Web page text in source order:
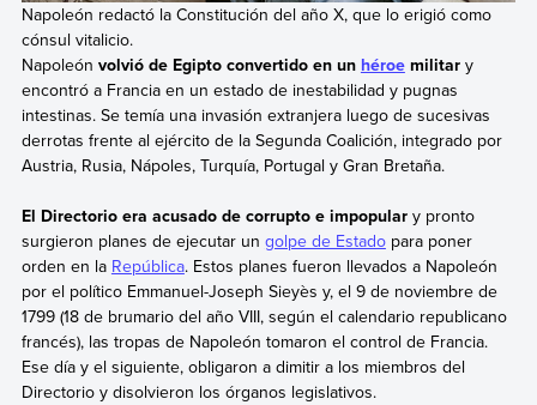
Napoleón redactó la Constitución del año X, que lo erigió como
cónsul vitalicio.
Napoleón volvió de Egipto convertido en un héroemilitary
encontró a Francia en un estado de inestabilidad y pugnas
intestinas. Se temía una invasión extranjera luego de sucesivas
derrotas frente al ejército de la Segunda Coalición, integrado por
Austria, Rusia, Nápoles, Turquía, Portugal y Gran Bretaña.
El Directorio era acusado de corrupto e impopulary pronto
surgieron planes de ejecutar un golpe de Estadopara poner
orden en la República. Estos planes fueron llevados a Napoleón
por el político Emmanuel-Joseph Sieyès y, el 9 de noviembre de
1799 (18 de brumario del año VIII, según el calendario republicano
francés), las tropas de Napoleón tomaron el control de Francia.
Ese día y el siguiente, obligaron a dimitir a los miembros del
Directorio y disolvieron los órganos legislativos.